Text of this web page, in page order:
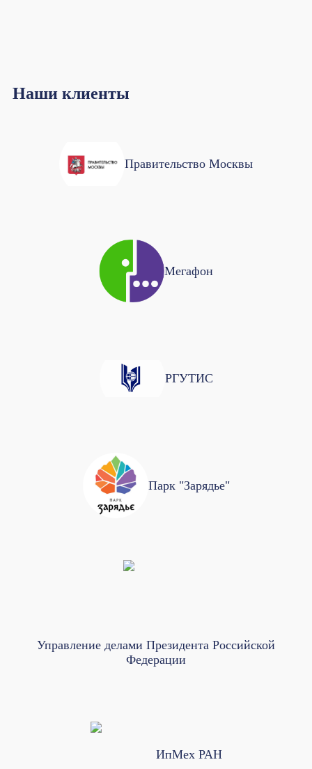
Наши клиенты
Правительство Москвы
Мегафон
РГУТИС
Парк "Зарядье"
Управление делами Президента Российской
Федерации
ИпМех РАН